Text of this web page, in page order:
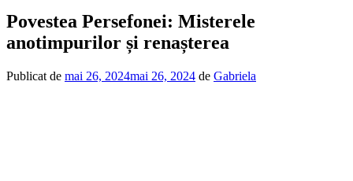
Povestea Persefonei: Misterele
anotimpurilor și renașterea
Publicat de mai 26, 2024mai 26, 2024 de Gabriela